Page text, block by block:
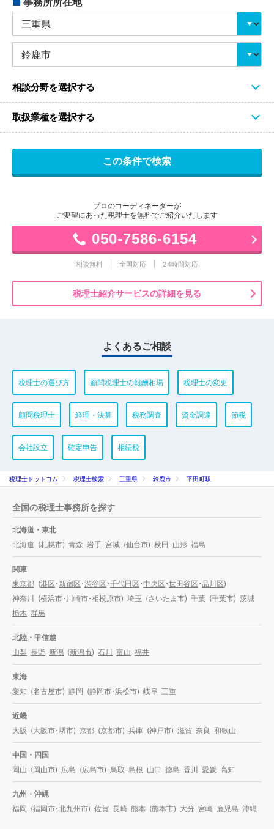
相談分野を選択する
取扱業種を選択する
プロのコーディネーターが
ご要望にあった税理士を無料でご紹介いたします
050-7586-6154
相談無料 全国対応 24時間対応
税理士紹介サービスの詳細を見る
よくあるご相談
税理士の選び方 顧問税理士の報酬相場 税理士の変更
顧問税理士 経理・決算 税務調査 資金調達 節税
会社設立 確定申告 相続税
税理士ドットコム 税理士検索 三重県 鈴鹿市 平田町駅
全国の税理士事務所を探す
北海道・東北
北海道 (札幌市) 青森 岩手 宮城 (仙台市) 秋田 山形 福島
関東
東京都 (港区・新宿区・渋谷区・千代田区・中央区・世田谷区・品川区)
神奈川
(横浜市・川崎市・相模原市) 埼玉 (さいたま市) 千葉 (千葉市) 茨城
栃木 群馬
北陸・甲信越
山梨 長野 新潟 (新潟市) 石川 富山 福井
東海
愛知 (名古屋市) 静岡 (静岡市・浜松市) 岐阜 三重
近畿
大阪 (大阪市・堺市) 京都 (京都市) 兵庫 (神戸市) 滋賀 奈良 和歌山
中国・四国
岡山 (岡山市) 広島 (広島市) 鳥取 島根 山口 徳島 香川 愛媛 高知
九州・沖縄
福岡 (福岡市・北九州市) 佐賀 長崎 熊本 (熊本市) 大分 宮崎 鹿児島 沖縄